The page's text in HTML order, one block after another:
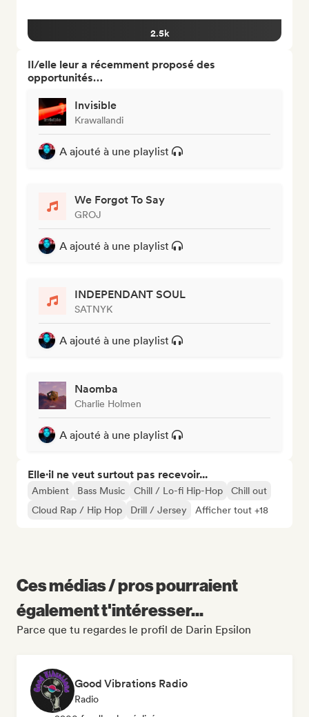
2.5k
Il/elle leur a récemment proposé des
opportunités…
Invisible
Krawallandi
A ajouté à une playlist
We Forgot To Say
GROJ
A ajouté à une playlist
INDEPENDANT SOUL
SATNYK
A ajouté à une playlist
Naomba
Charlie Holmen
A ajouté à une playlist
Elle·il ne veut surtout pas recevoir...
Ambient Bass Music Chill / Lo-fi Hip-Hop
Chill out
Cloud Rap / Hip Hop
Drill / Jersey Afficher tout +18
Ces médias / pros pourraient
également t'intéresser...
Parce que tu regardes le profil de Darin Epsilon
Good Vibrations Radio
Radio